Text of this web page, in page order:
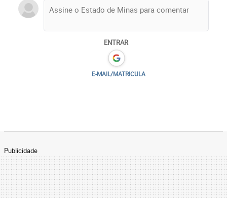
ENTRAR
E-MAIL/MATRICULA
Publicidade